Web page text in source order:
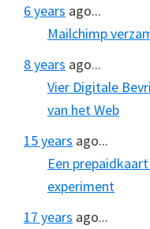
6 years ago...
Mailchimp
8 years ago...
Vier Digitale
van het Web
15 years ago...
Een
experiment
17 years ago...